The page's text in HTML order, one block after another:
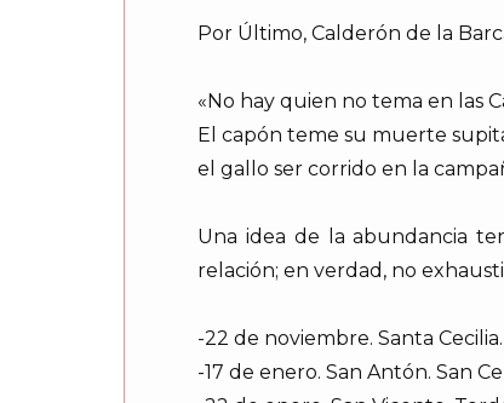
Por Último, Calderón de la
«No hay quien no tema en las
El capón teme su muerte
el gallo ser corrido en la
Una idea de la abundancia
relación; en verdad, no
-22 de noviembre. Santa
-17 de enero. San Antón. San